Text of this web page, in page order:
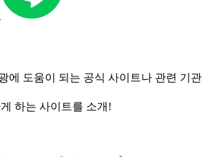
에 도움이 되는 공식 사이트나 관련 기관
하는 사이트를 소개!